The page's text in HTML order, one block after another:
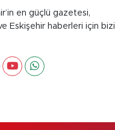
en güçlü gazetesi,
Eskişehir haberleri için bizi